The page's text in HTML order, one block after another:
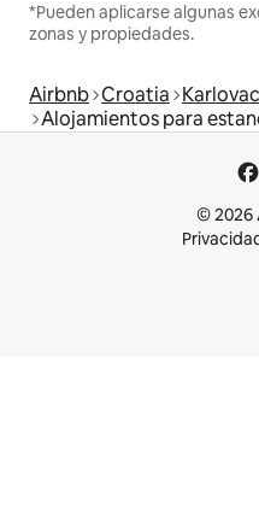
*Pueden aplicarse algunas
zonas y propiedades.
Airbnb Croatia Karlovac
Alojamientos para
© 2026